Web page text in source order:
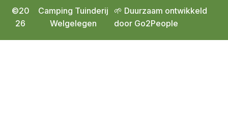
©20
26
Camping Tuinderij
Welgelegen
🌱 Duurzaam ontwikkeld
door Go2People